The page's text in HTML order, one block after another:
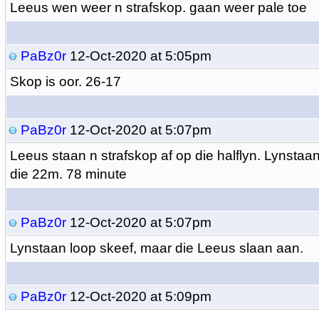
Leeus wen weer n strafskop. gaan weer pale toe
PaBz0r12-Oct-2020 at 5:05pm
Skop is oor. 26-17
PaBz0r12-Oct-2020 at 5:07pm
Leeus staan n strafskop af op die halflyn.
die 22m. 78 minute
PaBz0r12-Oct-2020 at 5:07pm
Lynstaan loop skeef, maar die Leeus slaan aan.
PaBz0r12-Oct-2020 at 5:09pm